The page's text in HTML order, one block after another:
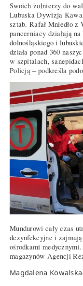
Swoich żołnierzy do
Lubuska Dywizja
sztab. Rafał Mniedło z
pancerniacy działają
dolnośląskiego i
działa ponad 360
w szpitalach,
Policją – podkreśla
Mundurowi cały czas
dezynfekcyjne i
ośrodkami
magazynów Agencji
Magdalena